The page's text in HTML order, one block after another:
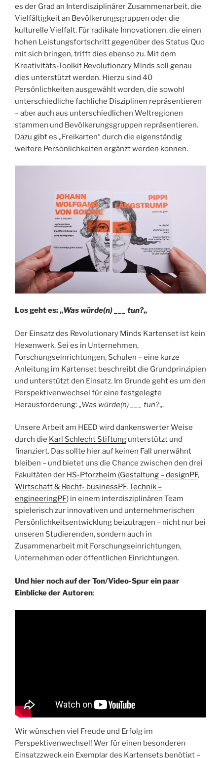
es der Grad an Interdisziplinärer Zusammenarbeit, die
Vielfältigkeit an Bevölkerungsgruppen oder die
kulturelle Vielfalt. Für radikale Innovationen, die einen
hohen Leistungsfortschritt gegenüber des Status Quo
mit sich bringen, trifft dies ebenso zu. Mit dem
Kreativitäts-Toolkit Revolutionary Minds soll genau
dies unterstützt werden. Hierzu sind 40
Persönlichkeiten ausgewählt worden, die sowohl
unterschiedliche fachliche Disziplinen repräsentieren
– aber auch aus unterschiedlichen Weltregionen
stammen und Bevölkerungsgruppen repräsentieren.
Dazu gibt es „Freikarten“ durch die eigenständig
weitere Persönlichkeiten ergänzt werden können.
Los geht es: „Was würde(n) ___ tun?„
Der Einsatz des Revolutionary Minds Kartenset ist kein
Hexenwerk. Sei es in Unternehmen,
Forschungseinrichtungen, Schulen – eine kurze
Anleitung im Kartenset beschreibt die Grundprinzipien
und unterstützt den Einsatz. Im Grunde geht es um den
Perspektivenwechsel für eine festgelegte
Herausforderung: „Was würde(n) ___ tun?„.
Unsere Arbeit am HEED wird dankenswerter Weise
durch die Karl Schlecht Stiftung unterstützt und
finanziert. Das sollte hier auf keinen Fall unerwähnt
bleiben – und bietet uns die Chance zwischen den drei
Fakultäten der HS-Pforzheim (Gestaltung – designPF,
Wirtschaft & Recht- businessPF,Technik –
engineeringPF) in einem interdisziplinären Team
spielerisch zur innovativen und unternehmerischen
Persönlichkeitsentwicklung beizutragen – nicht nur bei
unseren Studierenden, sondern auch in
Zusammenarbeit mit Forschungseinrichtungen,
Unternehmen oder öffentlichen Einrichtungen.
Und hier noch auf der Ton/Video-Spur ein paar
Einblicke der Autoren:
Wir wünschen viel Freude und Erfolg im
Perspektivenwechsel! Wer für einen besonderen
Einsatzzweck ein Exemplar des Kartensets benötigt –